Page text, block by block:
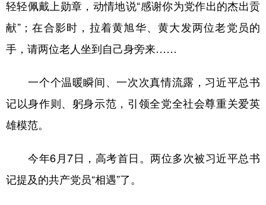
轻轻佩戴上勋章，动情地说“感谢你为党作出的杰出贡
献”；在合影时，拉着黄旭华、黄大发两位老党员的
手，请两位老人坐到自己身旁来……
一个个温暖瞬间、一次次真情流露，习近平总书
记以身作则、躬身示范，引领全党全社会尊重关爱英
雄模范。
今年6月7日，高考首日。两位多次被习近平总书
记提及的共产党员“相遇”了。